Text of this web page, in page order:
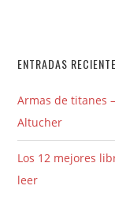
ENTRADAS
Armas de titanes
Altucher
Los 12 mejores
leer